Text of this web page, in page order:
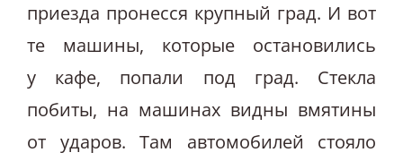
приезда пронесся крупный град. И вот
те машины, которые остановились
у кафе, попали под град. Стекла
побиты, на машинах видны вмятины
от ударов. Там автомобилей стояло